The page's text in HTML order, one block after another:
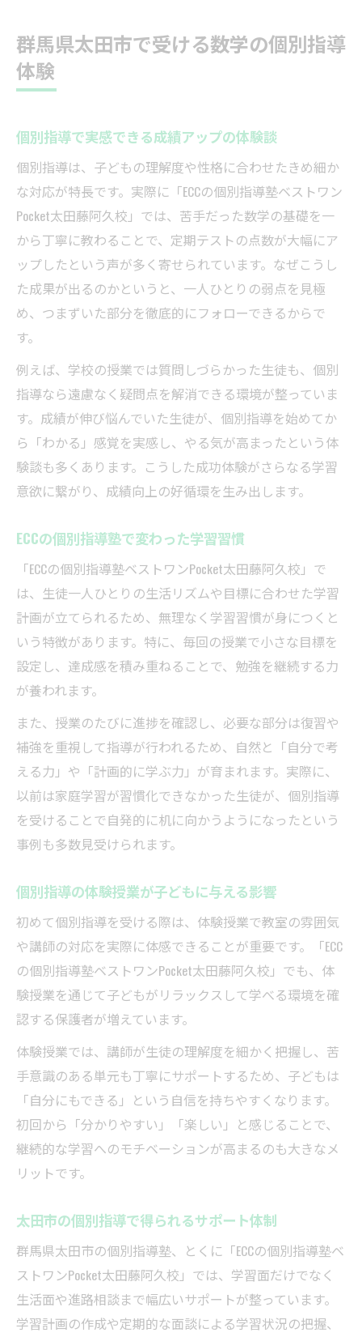
群馬県太田市で受ける数学の個別指導
体験
個別指導で実感できる成績アップの体験談
個別指導は、子どもの理解度や性格に合わせたきめ細か
な対応が特長です。実際に「ECCの個別指導塾ベストワン
Pocket太田藤阿久校」では、苦手だった数学の基礎を一
から丁寧に教わることで、定期テストの点数が大幅にア
ップしたという声が多く寄せられています。なぜこうし
た成果が出るのかというと、一人ひとりの弱点を見極
め、つまずいた部分を徹底的にフォローできるからで
す。
例えば、学校の授業では質問しづらかった生徒も、個別
指導なら遠慮なく疑問点を解消できる環境が整っていま
す。成績が伸び悩んでいた生徒が、個別指導を始めてか
ら「わかる」感覚を実感し、やる気が高まったという体
験談も多くあります。こうした成功体験がさらなる学習
意欲に繋がり、成績向上の好循環を生み出します。
ECCの個別指導塾で変わった学習習慣
「ECCの個別指導塾ベストワンPocket太田藤阿久校」で
は、生徒一人ひとりの生活リズムや目標に合わせた学習
計画が立てられるため、無理なく学習習慣が身につくと
いう特徴があります。特に、毎回の授業で小さな目標を
設定し、達成感を積み重ねることで、勉強を継続する力
が養われます。
また、授業のたびに進捗を確認し、必要な部分は復習や
補強を重視して指導が行われるため、自然と「自分で考
える力」や「計画的に学ぶ力」が育まれます。実際に、
以前は家庭学習が習慣化できなかった生徒が、個別指導
を受けることで自発的に机に向かうようになったという
事例も多数見受けられます。
個別指導の体験授業が子どもに与える影響
初めて個別指導を受ける際は、体験授業で教室の雰囲気
や講師の対応を実際に体感できることが重要です。「ECC
の個別指導塾ベストワンPocket太田藤阿久校」でも、体
験授業を通じて子どもがリラックスして学べる環境を確
認する保護者が増えています。
体験授業では、講師が生徒の理解度を細かく把握し、苦
手意識のある単元も丁寧にサポートするため、子どもは
「自分にもできる」という自信を持ちやすくなります。
初回から「分かりやすい」「楽しい」と感じることで、
継続的な学習へのモチベーションが高まるのも大きなメ
リットです。
太田市の個別指導で得られるサポート体制
群馬県太田市の個別指導塾、とくに「ECCの個別指導塾ベ
ストワンPocket太田藤阿久校」では、学習面だけでなく
生活面や進路相談まで幅広いサポートが整っています。
学習計画の作成や定期的な面談による学習状況の把握、